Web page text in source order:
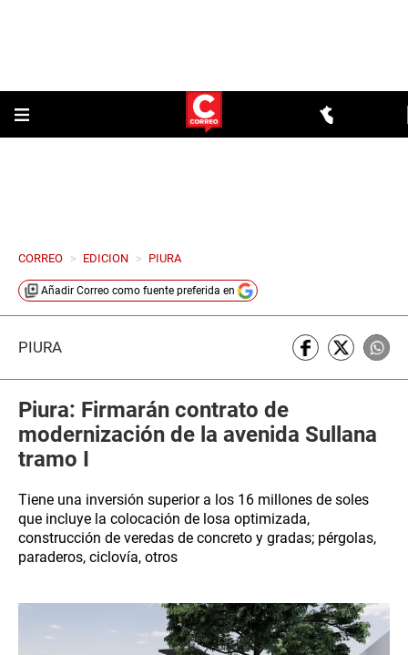
CORREO > EDICION > PIURA
Añadir Correo como fuente preferida en
PIURA
Piura: Firmarán contrato de
modernización de la avenida Sullana
tramo I
Tiene una inversión superior a los 16 millones de soles
que incluye la colocación de losa optimizada,
construcción de veredas de concreto y gradas; pérgolas,
paraderos, ciclovía, otros